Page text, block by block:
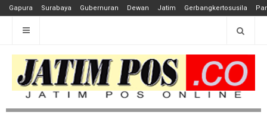
Gapura Surabaya Gubernuran Dewan Jatim Gerbangkertosusila